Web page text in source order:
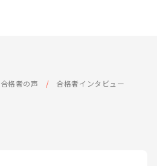
合格者の声 合格者インタビュー